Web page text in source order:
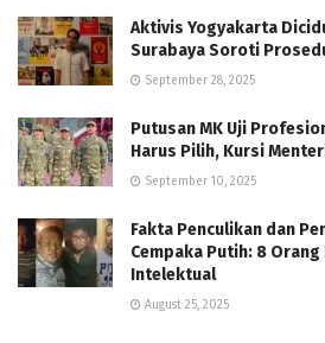
Aktivis Yogyakarta
Surabaya Soroti
September 28, 2025
Putusan MK Uji
Harus Pilih, Kursi
September 10, 2025
Fakta Penculikan dan
Cempaka Putih: 8
Intelektual
August 25, 2025